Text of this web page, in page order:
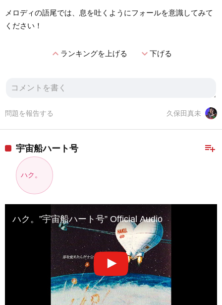
メロディの語尾では、息を吐くようにフォールを意識してみて
ください！
expand_lessランキングを上げる expand_more下げる
久保田真未
問題を報告する
playlist_add
宇宙船ハート号
ハク。
ハク。”宇宙船ハート号” Official Audio